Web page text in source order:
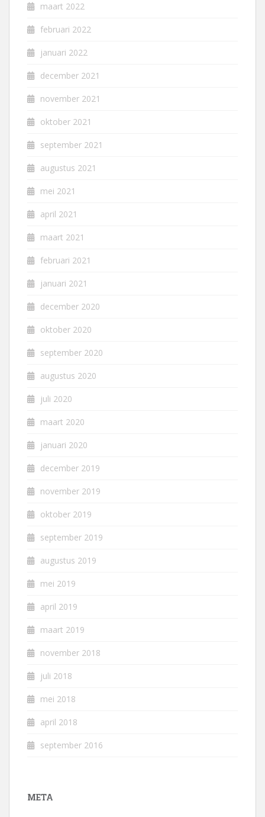
maart 2022
februari 2022
januari 2022
december 2021
november 2021
oktober 2021
september 2021
augustus 2021
mei 2021
april 2021
maart 2021
februari 2021
januari 2021
december 2020
oktober 2020
september 2020
augustus 2020
juli 2020
maart 2020
januari 2020
december 2019
november 2019
oktober 2019
september 2019
augustus 2019
mei 2019
april 2019
maart 2019
november 2018
juli 2018
mei 2018
april 2018
september 2016
META